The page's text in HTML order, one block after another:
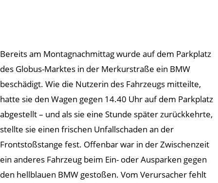
Bereits am Montagnachmittag wurde auf dem Parkplatz
des Globus-Marktes in der Merkurstraße ein BMW
beschädigt. Wie die Nutzerin des Fahrzeugs mitteilte,
hatte sie den Wagen gegen 14.40 Uhr auf dem Parkplatz
abgestellt – und als sie eine Stunde später zurückkehrte,
stellte sie einen frischen Unfallschaden an der
Frontstoßstange fest. Offenbar war in der Zwischenzeit
ein anderes Fahrzeug beim Ein- oder Ausparken gegen
den hellblauen BMW gestoßen. Vom Verursacher fehlt